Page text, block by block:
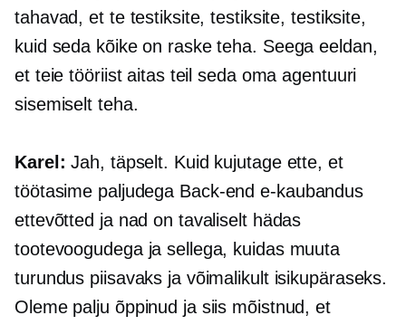
tahavad, et te testiksite, testiksite, testiksite,
kuid seda kõike on raske teha. Seega eeldan,
et teie tööriist aitas teil seda oma agentuuri
sisemiselt teha.
Karel: Jah, täpselt. Kuid kujutage ette, et
töötasime paljudega Back-end e-kaubandus
ettevõtted ja nad on tavaliselt hädas
tootevoogudega ja sellega, kuidas muuta
turundus piisavaks ja võimalikult isikupäraseks.
Oleme palju õppinud ja siis mõistnud, et